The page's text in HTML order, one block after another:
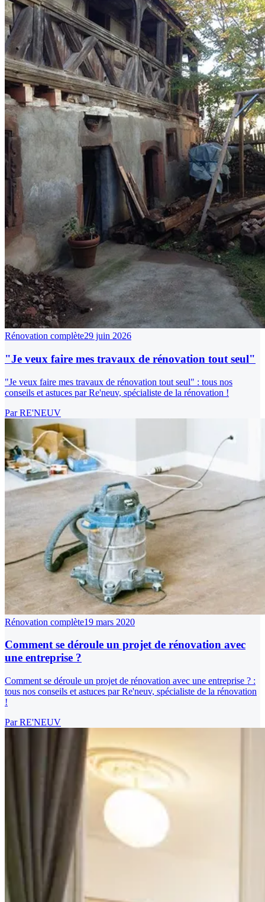
Rénovation complète29 juin 2026
"Je veux faire mes travaux de rénovation tout seul"
"Je veux faire mes travaux de rénovation tout seul" : tous nos
conseils et astuces par Re'neuv, spécialiste de la rénovation !
ParRE'NEUV
Rénovation complète19 mars 2020
Comment se déroule un projet de rénovation avec
une entreprise ?
Comment se déroule un projet de rénovation avec une entreprise ? :
tous nos conseils et astuces par Re'neuv, spécialiste de la rénovation
!
ParRE'NEUV